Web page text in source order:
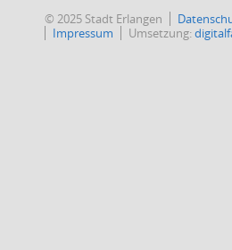
© 2025 Stadt Erlangen
Impressum
Umsetzung: